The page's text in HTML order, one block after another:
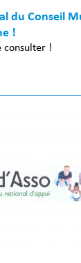
du Conseil
!
consulter !